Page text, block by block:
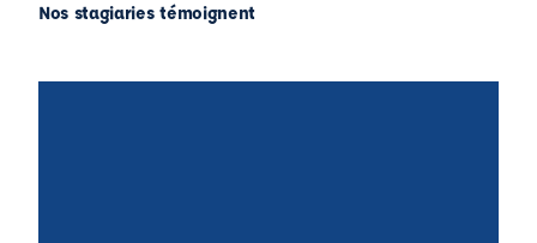
Nos stagiaries témoignent